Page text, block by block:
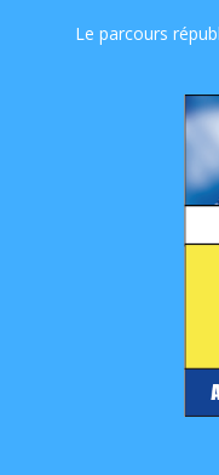
Le parcours